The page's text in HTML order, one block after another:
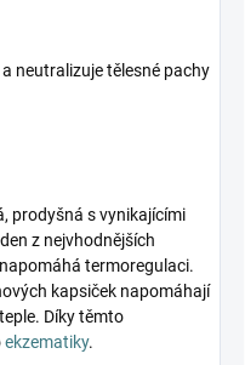
neutralizuje tělesné pachy
prodyšná s vynikajícími
z nejvhodnějších
termoregulaci.
kapsiček napomáhají
Díky těmto
ekzematiky.